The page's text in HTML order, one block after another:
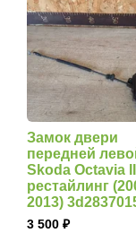
Замок двери
передней
Skoda Octavia II
рестайлинг
2013)
3 500